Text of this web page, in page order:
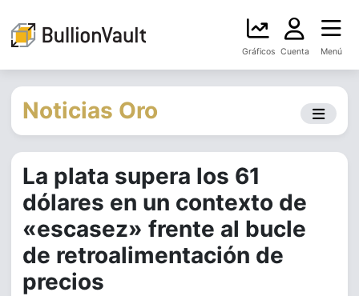
Gráficos Cuenta Menú
Noticias Oro
La plata supera los 61
dólares en un contexto de
«escasez» frente al bucle
de retroalimentación de
precios